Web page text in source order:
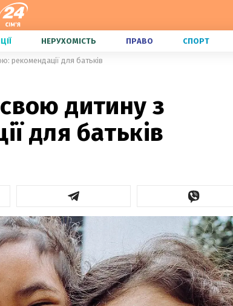
НЕРУХОМІСТЬ ПРАВО СПОРТ
рекомендації для батьків
дитину з
для батьків